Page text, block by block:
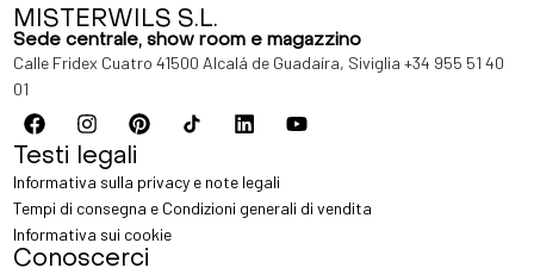
MISTERWILS S.L.
Sede centrale, show room e magazzino
Calle Fridex Cuatro 41500 Alcalá de Guadaíra, Siviglia +34 955 51 40
01
Testi legali
Informativa sulla privacy e note legali
Tempi di consegna e Condizioni generali di vendita
Informativa sui cookie
Conoscerci